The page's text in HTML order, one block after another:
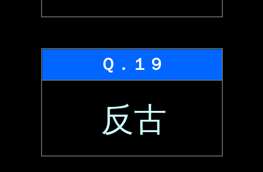
Ｑ．１９
反古